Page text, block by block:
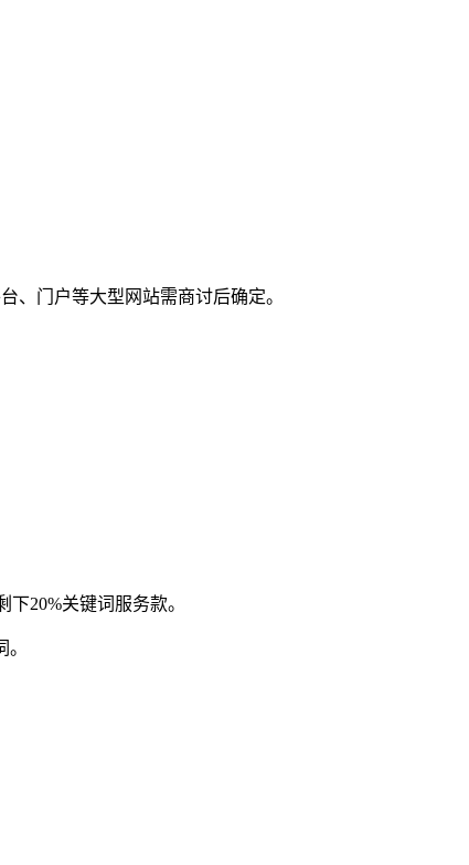
、门户等大型网站需商讨后确定。
20%关键词服务款。